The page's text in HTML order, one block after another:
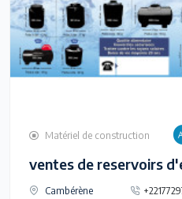
Matériel de construction
Cambérène